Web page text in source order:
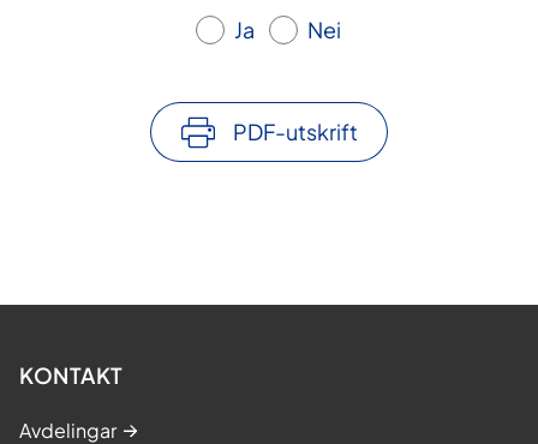
Ja Nei
PDF-utskrift
KONTAKT
Avdelingar